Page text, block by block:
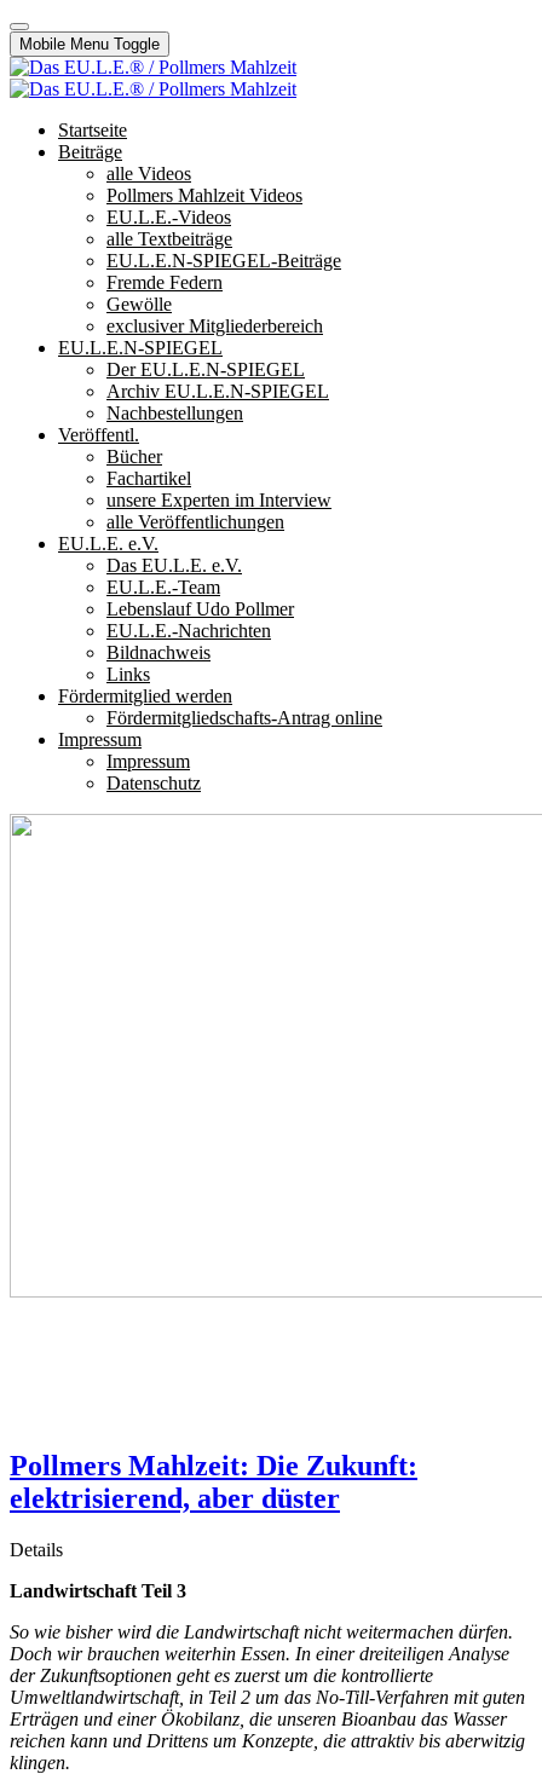
Mobile Menu Toggle
Startseite
Beiträge
alle Videos
Pollmers Mahlzeit Videos
EU.L.E.-Videos
alle Textbeiträge
EU.L.E.N-SPIEGEL-Beiträge
Fremde Federn
Gewölle
exclusiver Mitgliederbereich
EU.L.E.N-SPIEGEL
Der EU.L.E.N-SPIEGEL
Archiv EU.L.E.N-SPIEGEL
Nachbestellungen
Veröffentl.
Bücher
Fachartikel
unsere Experten im Interview
alle Veröffentlichungen
EU.L.E. e.V.
Das EU.L.E. e.V.
EU.L.E.-Team
Lebenslauf Udo Pollmer
EU.L.E.-Nachrichten
Bildnachweis
Links
Fördermitglied werden
Fördermitgliedschafts-Antrag online
Impressum
Impressum
Datenschutz
Pollmers Mahlzeit: Die Zukunft:
elektrisierend, aber düster
Details
Landwirtschaft Teil 3
So wie bisher wird die Landwirtschaft nicht weitermachen dürfen.
Doch wir brauchen weiterhin Essen. In einer dreiteiligen Analyse
der Zukunftsoptionen geht es zuerst um die kontrollierte
Umweltlandwirtschaft, in Teil 2 um das No-Till-Verfahren mit guten
Erträgen und einer Ökobilanz, die unseren Bioanbau das Wasser
reichen kann und Drittens um Konzepte, die attraktiv bis aberwitzig
klingen.